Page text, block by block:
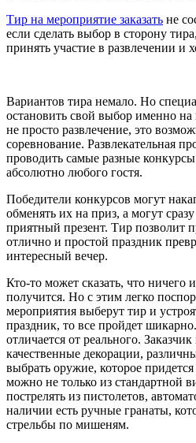
Тир на мероприятие заказать не
если сделать выбор в сторону
принять участие в развлечении и
Вариантов тира немало. Но
остановить свой выбор именно
не просто развлечение, это
соревнование. Развлекательная
проводить самые разные
абсолютно любого гостя.
Победители конкурсов могут
обменять их на приз, а могут
приятный презент. Тир позволит
отлично и простой праздник
интересный вечер.
Кто-то может сказать, что ничего
получится. Но с этим легко
мероприятия выберут тир и
праздник, то все пройдет
отличается от реального.
качественные декорации,
выбрать оружие, которое
можно не только из стандартной
пострелять из пистолетов,
наличии есть ручные гранаты,
стрельбы по мишеням.